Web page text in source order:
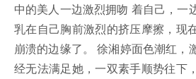
中的美人一边激烈拥吻 着自己，一
乳在自己胸前激烈的挤压摩擦，现
崩溃的边缘了。 徐湘婷面色潮红，
经无法满足她，一双素手顺势往下